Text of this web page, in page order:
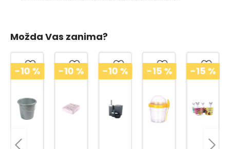
Možda Vas zanima?
-10 % -10 % -10 % -15 % -15 %